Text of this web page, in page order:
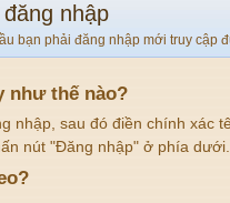
nhập
bạn phải đăng nhập mới truy cập
như thế nào?
nhập, sau đó điền chính xác
nút "Đăng nhập" ở phía dưới.